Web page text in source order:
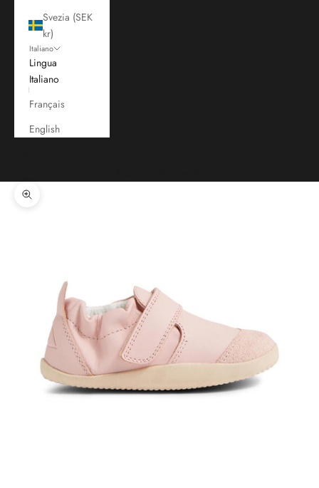
Svezia (SEK
kr)
Italiano
Lingua
Italiano
Français
English
Ingrandisci immagine